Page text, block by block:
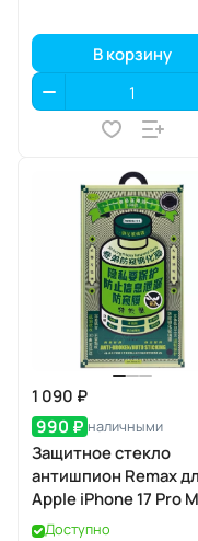
В корзину
1 090 ₽
990 ₽ наличными
Защитное стекло
антишпион Remax
Apple iPhone 17 Pro
Доступно